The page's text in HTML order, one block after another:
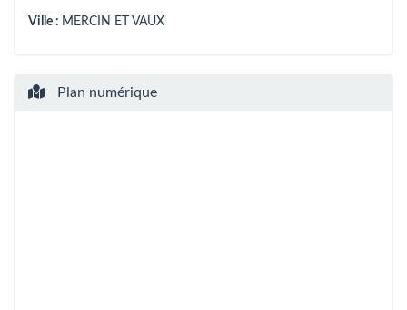
Ville : MERCIN ET VAUX
Plan numérique